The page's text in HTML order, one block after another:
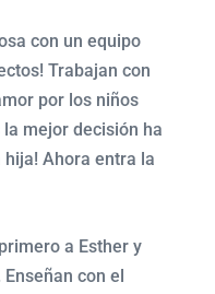
con un equipo
Trabajan con
por los niños
mejor decisión ha
Ahora entra la
a Esther y
con el